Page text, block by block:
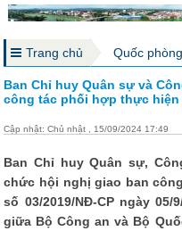
Trang chủ Quốc
Ban Chỉ huy Quân sự và
công tác phối hợp thực
Cập nhật: Chủ nhật , 15/09/2024 17:49
Ban Chỉ huy Quân sự,
chức hội nghị giao ban
số 03/2019/NĐ-CP ngày
giữa Bộ Công an và Bộ